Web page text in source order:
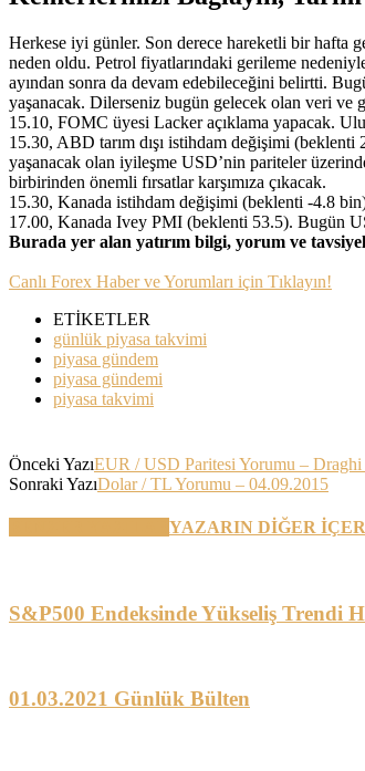
Herkese iyi günler. Son derece hareketli bir hafta
neden oldu. Petrol fiyatlarındaki gerileme
ayından sonra da devam edebileceğini belirtti.
yaşanacak. Dilerseniz bugün gelecek olan veri ve
15.10, FOMC üyesi Lacker açıklama yapacak.
15.30, ABD tarım dışı istihdam değişimi
yaşanacak olan iyileşme USD’nin pariteler
birbirinden önemli fırsatlar karşımıza çıkacak.
15.30, Kanada istihdam değişimi (beklenti -4.8
17.00, Kanada Ivey PMI (beklenti 53.5). Bugün
Burada yer alan yatırım bilgi, yorum ve
Canlı Forex Haber ve Yorumları için Tıklayın!
ETİKETLER
günlük piyasa takvimi
piyasa gündem
piyasa gündemi
piyasa takvimi
Önceki YazıEUR / USD Paritesi Yorumu – Draghi
Sonraki YazıDolar / TL Yorumu – 04.09.2015
YAZARIN DİĞER
S&P500 Endeksinde Yükseliş Trendi
01.03.2021 Günlük Bülten